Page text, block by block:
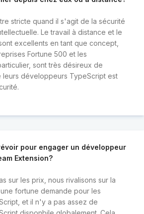
stricte quand il s'agit de la sécurité
Le travail à distance et le
excellents en tant que concept,
Fortune 500 et les
sont très désireux de
leurs développeurs TypeScript est
pour engager un développeur
Extension?
sur les prix, nous rivalisons sur la
fortune demande pour les
et il n'y a pas assez de